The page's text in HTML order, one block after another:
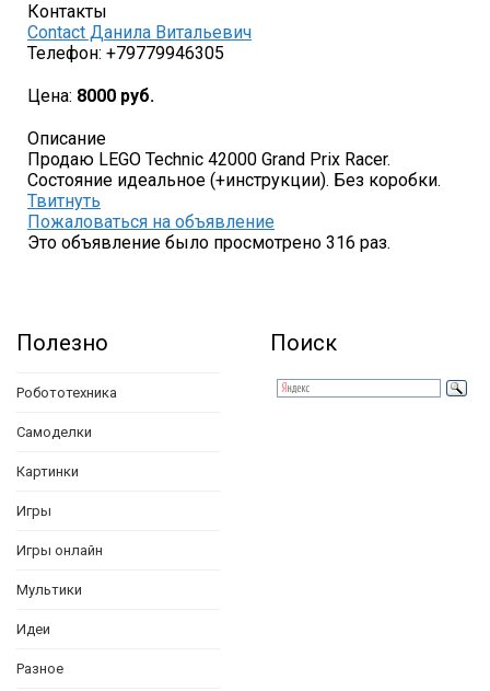
Контакты
Contact Данила Витальевич
Телефон: +79779946305
Цена: 8000 руб.
Описание
Продаю LEGO Technic 42000 Grand Prix Racer.
Состояние идеальное (+инструкции). Без коробки.
Твитнуть
Пожаловаться на объявление
Это объявление было просмотрено 316 раз.
Полезно
Робототехника
Самоделки
Картинки
Игры
Игры онлайн
Мультики
Идеи
Разное
Поиск